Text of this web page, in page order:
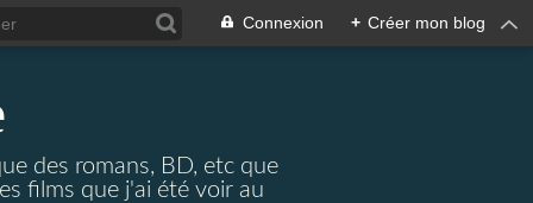
Connexion + Créer mon blog
des romans, BD, etc que
films que j'ai été voir au